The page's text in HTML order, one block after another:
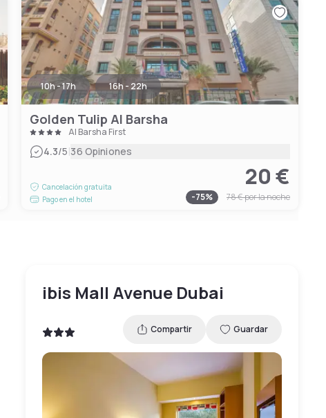
10h - 17h 16h - 22h
Golden Tulip Al Barsha
Al Barsha First
4.3/5|36 Opiniones
Cancelación gratuita
Pago en el hotel
20 €
-75% 78 €por la noche
ibis Mall Avenue Dubai
Compartir Guardar